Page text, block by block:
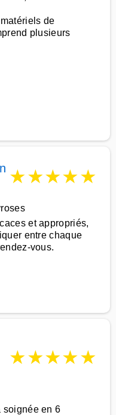
de
plusieurs
★★★★★
et appropriés,
entre chaque
vous.
★★★★★
soignée en 6